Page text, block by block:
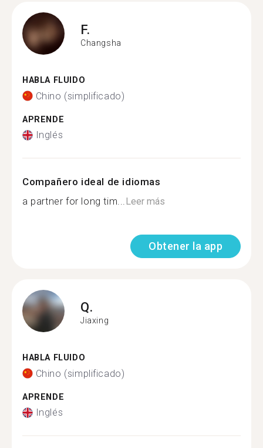
F.
Changsha
HABLA FLUIDO
Chino (simplificado)
APRENDE
Inglés
Compañero ideal de idiomas
a partner for long tim...Leer más
Obtener la app
Q.
Jiaxing
HABLA FLUIDO
Chino (simplificado)
APRENDE
Inglés